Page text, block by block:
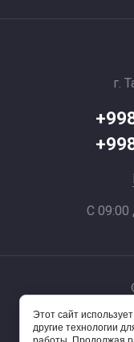
г.
С 09:00
Этот сайт
другие технологии